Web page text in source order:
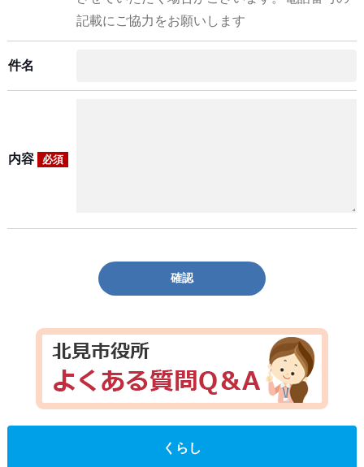
記載にご協力をお願いします
件名
内容 必須
確認
くらし